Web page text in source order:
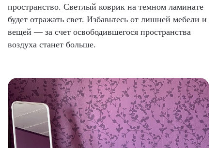
пространство. Светлый коврик на темном ламинате
будет отражать свет. Избавьтесь от лишней мебели и
вещей — за счет освободившегося пространства
воздуха станет больше.